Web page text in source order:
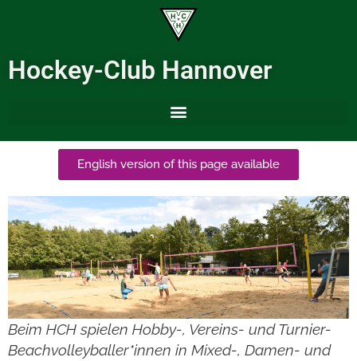
Hockey-Club Hannover
English version of this page available
Beim HCH spielen Hobby-, Vereins- und Turnier-
Beachvolleyballer*innen in Mixed-, Damen- und